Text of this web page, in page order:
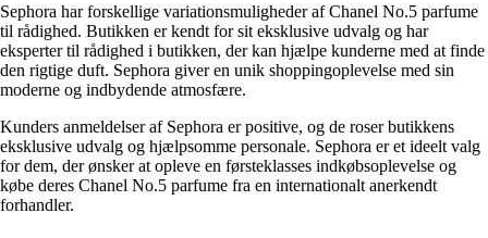
Sephora har forskellige variationsmuligheder af Chanel No.5 parfume
til rådighed. Butikken er kendt for sit eksklusive udvalg og har
eksperter til rådighed i butikken, der kan hjælpe kunderne med at finde
den rigtige duft. Sephora giver en unik shoppingoplevelse med sin
moderne og indbydende atmosfære.
Kunders anmeldelser af Sephora er positive, og de roser butikkens
eksklusive udvalg og hjælpsomme personale. Sephora er et ideelt valg
for dem, der ønsker at opleve en førsteklasses indkøbsoplevelse og
købe deres Chanel No.5 parfume fra en internationalt anerkendt
forhandler.